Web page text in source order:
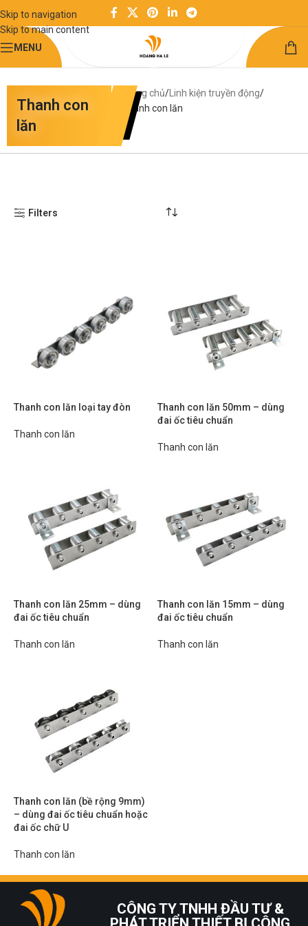
Skip to navigation
Skip to main content
MENU
Thanh con
lăn
Trang chủ Linh kiện truyền động
Thanh con lăn
Filters
Thanh con lăn loại tay đòn
Thanh con lăn
Thanh con lăn 50mm – dùng
đai ốc tiêu chuẩn
Thanh con lăn
Thanh con lăn 25mm – dùng
đai ốc tiêu chuẩn
Thanh con lăn
Thanh con lăn 15mm – dùng
đai ốc tiêu chuẩn
Thanh con lăn
Thanh con lăn (bề rộng 9mm)
– dùng đai ốc tiêu chuẩn hoặc
đai ốc chữ U
Thanh con lăn
CÔNG TY TNHH ĐẦU TƯ &